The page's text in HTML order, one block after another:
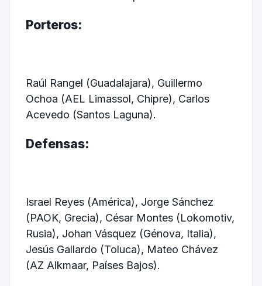
Porteros:
Raúl Rangel (Guadalajara), Guillermo
Ochoa (AEL Limassol, Chipre), Carlos
Acevedo (Santos Laguna).
Defensas:
Israel Reyes (América), Jorge Sánchez
(PAOK, Grecia), César Montes (Lokomotiv,
Rusia), Johan Vásquez (Génova, Italia),
Jesús Gallardo (Toluca), Mateo Chávez
(AZ Alkmaar, Países Bajos).